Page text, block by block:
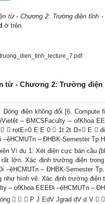
từ - Chương 2: Trường điện tĩnh
ở trên.
từ - Chương 2: Trường
điện không đổi [6. Compute
– BMCSFaculty – ofKhoa
 rotE=0 E E 0  1t 2t D= E 
– ĐHBK-Semester
Ví dụ 1: Xét điện cực bán cầu
lớn. Xác định trường điện
–ệHCMUTn – ĐHBK-Semester
như hình vẽ. Xác định trường
– ofKhoa EEEĐi –ệHCMUTn –
   P J EdV Jgrad dV d V